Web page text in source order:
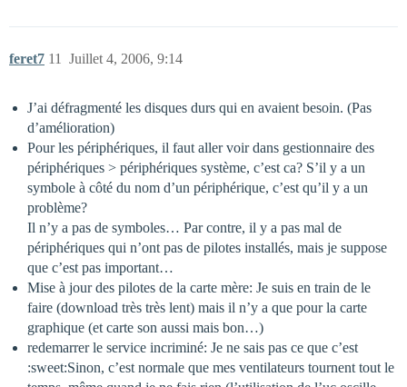
feret7 Juillet 4, 2006, 9:14
11
J’ai défragmenté les disques durs qui en avaient besoin. (Pas
d’amélioration)
Pour les périphériques, il faut aller voir dans gestionnaire des
périphériques > périphériques système, c’est ca? S’il y a un
symbole à côté du nom d’un périphérique, c’est qu’il y a un
problème?
Il n’y a pas de symboles… Par contre, il y a pas mal de
périphériques qui n’ont pas de pilotes installés, mais je suppose
que c’est pas important…
Mise à jour des pilotes de la carte mère: Je suis en train de le
faire (download très très lent) mais il n’y a que pour la carte
graphique (et carte son aussi mais bon…)
redemarrer le service incriminé: Je ne sais pas ce que c’est
:sweet:Sinon, c’est normale que mes ventilateurs tournent tout le